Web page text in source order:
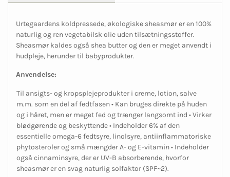
Urtegaardens koldpressede, økologiske sheasmør er en 100%
naturlig og ren vegetabilsk olie uden tilsætningsstoffer.
Sheasmør kaldes også shea butter og den er meget anvendt i
hudpleje, herunder til babyprodukter.
Anvendelse:
Til ansigts- og kropsplejeprodukter i creme, lotion, salve
m.m. som en del af fedtfasen • Kan bruges direkte på huden
og i håret, men er meget fed og trænger langsomt ind • Virker
blødgørende og beskyttende • Indeholder 6% af den
essentielle omega-6 fedtsyre, linolsyre, antiinflammatoriske
phytosteroler og små mængder A- og E-vitamin • Indeholder
også cinnaminsyre, der er UV-B absorberende, hvorfor
sheasmør er en svag naturlig solfaktor (SPF~2).